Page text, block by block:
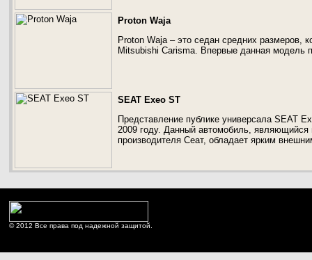
Proton Waja
Proton Waja – это седан средних размеров,
Mitsubishi Carisma. Впервые данная модель
SEAT Exeo ST
Представление публике универсала SEAT
2009 году. Данный автомобиль, являющийся
производителя Сеат, обладает ярким
© 2012 Все права под надежной защитой.